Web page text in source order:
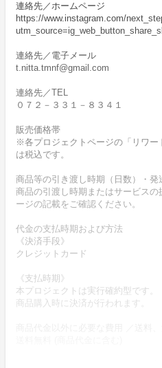
連絡先／ホームページ
https://www.instagram.com/
連絡先／電子メール
t.nitta.tmnf@gmail.com
連絡先／TEL
０７２－３３１－８３４１
販売価格帯
※各プロジェクトページの「リワー
は税込です。
商品等の引き渡し時期（日数）・発
商品の引渡し時期またはサービス
ージの記載をご確認ください。
代金の支払時期および方法
《決済手段》
クレジットカード
《支払時期》
本プロジェクトは実行確約型です。
商品購入時に決済が行われます。